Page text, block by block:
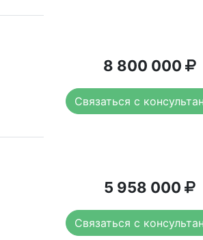
8 800 000
Связаться с
5 958 000
Связаться с